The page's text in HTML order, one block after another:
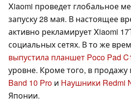
Xiaomi проведет глобальное
запуску 28 мая. В настоящее
активно рекламирует Xiaomi
социальных сетях. В то же
выпустила планшет Poco Pad
уровне. Кроме того, в продажу
Band 10 Pro и Наушники Redmi
Японии.